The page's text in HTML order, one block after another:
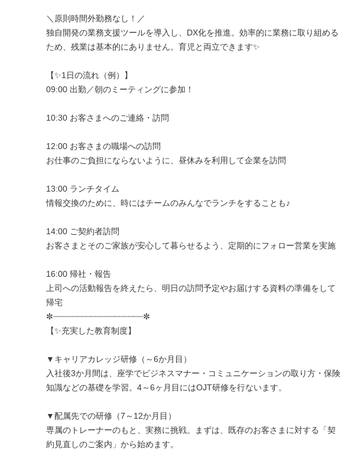
＼原則時間外勤務なし！／
独自開発の業務支援ツールを導入し、DX化を推進。効率的に業務に取り組める
ため、残業は基本的にありません。育児と両立できます✨
【✨1日の流れ（例）】
09:00 出勤／朝のミーティングに参加！
10:30 お客さまへのご連絡・訪問
12:00 お客さまの職場への訪問
お仕事のご負担にならないように、昼休みを利用して企業を訪問
13:00 ランチタイム
情報交換のために、時にはチームのみんなでランチをすることも♪
14:00 ご契約者訪問
お客さまとそのご家族が安心して暮らせるよう、定期的にフォロー営業を実施
16:00 帰社・報告
上司への活動報告を終えたら、明日の訪問予定やお届けする資料の準備をして
帰宅
✼┈┈┈┈┈┈┈┈┈┈┈┈┈┈┈┈┈┈┈✼
【✨充実した教育制度】
▼キャリアカレッジ研修（～6か月目）
入社後3か月間は、座学でビジネスマナー・コミュニケーションの取り方・保険
知識などの基礎を学習。4～6ヶ月目にはOJT研修を行ないます。
▼配属先での研修（7～12か月目）
専属のトレーナーのもと、実務に挑戦。まずは、既存のお客さまに対する「契
約見直しのご案内」から始めます。